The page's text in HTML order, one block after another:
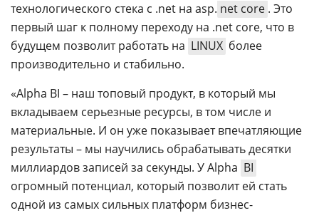
технологического стека с .net на asp. net core . Это
первый шаг к полному переходу на .net core, что в
будущем позволит работать на LINUX более
производительно и стабильно.
«Alpha BI – наш топовый продукт, в который мы
вкладываем серьезные ресурсы, в том числе и
материальные. И он уже показывает впечатляющие
результаты – мы научились обрабатывать десятки
миллиардов записей за секунды. У Alpha BI
огромный потенциал, который позволит ей стать
одной из самых сильных платформ бизнес-